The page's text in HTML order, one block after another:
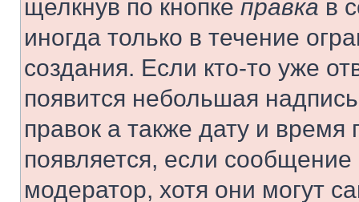
щелкнув по кнопке правка в
иногда только в течение
создания. Если кто-то уже
появится небольшая
правок а также дату и
появляется, если
модератор, хотя они могут